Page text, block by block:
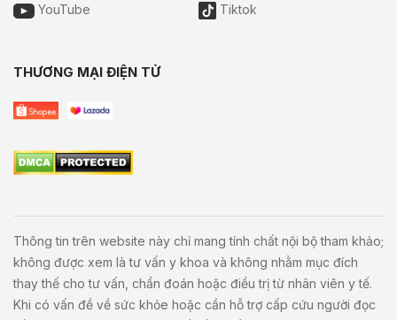
YouTube Tiktok
THƯƠNG MẠI ĐIỆN TỬ
Thông tin trên website này chỉ mang tính chất nội bộ tham khảo;
không được xem là tư vấn y khoa và không nhằm mục đích
thay thế cho tư vấn, chẩn đoán hoặc điều trị từ nhân viên y tế.
Khi có vấn đề về sức khỏe hoặc cần hỗ trợ cấp cứu người đọc